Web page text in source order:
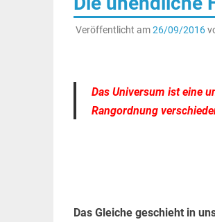
Veröffentlicht am26/09/2016
Das Universum ist eine
Rangordnung
Das Gleiche geschieht in